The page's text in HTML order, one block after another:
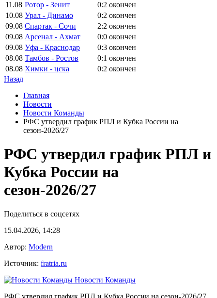
11.08 Ротор - Зенит 0:2 окончен
10.08 Урал - Динамо 0:2 окончен
09.08 Спартак - Сочи 2:2 окончен
09.08 Арсенал - Ахмат 0:0 окончен
09.08 Уфа - Краснодар 0:3 окончен
08.08 Тамбов - Ростов 0:1 окончен
08.08 Химки - цска 0:2 окончен
Назад
Главная
Новости
Новости Команды
РФС утвердил график РПЛ и Кубка России на
сезон-2026/27
РФС утвердил график РПЛ и
Кубка России на
сезон-2026/27
Поделиться в соцсетях
15.04.2026, 14:28
Автор: Modern
Источник: fratria.ru
Новости Команды
РФС утвердил график РПЛ и Кубка России на сезон-2026/27